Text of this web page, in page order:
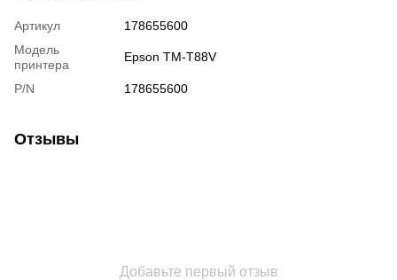
Артикул
178655600
Модель
принтера
Epson TM-T88V
P/N 178655600
Отзывы
Добавьте первый отзыв